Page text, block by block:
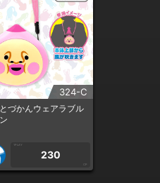
324-C
づかんウェアラブル
1PLAY
230
CP